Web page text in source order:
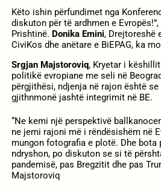
Këto ishin përfundimet nga
diskuton për të ardhmen e
Prishtinë. Donika Emini, Drejtoreshë
CiviKos dhe anëtare e BiEPAG, ka
Srgjan Majstoroviq, Kryetar i
politikë evropiane me seli në
përgjithësi, ndjenja në rajon është
gjithnmonë jashtë integrimit në BE.
“Ne kemi një perspektivë
ne jemi rajoni më i rëndësishëm në
mungon fotografia e plotë. Dhe bota
ndryshon, po diskuton se si të
pandemisë, pas Bregzitit dhe pas
Majstoroviq